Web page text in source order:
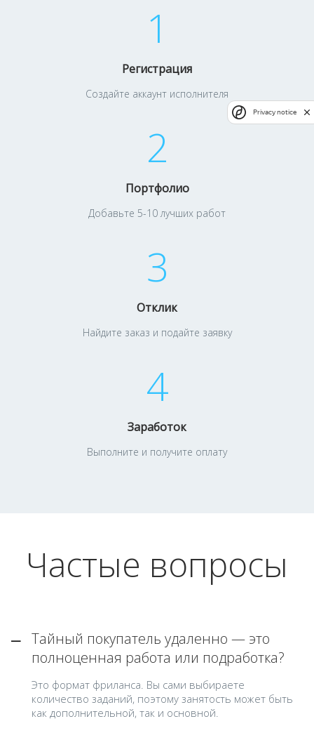
1
Регистрация
Создайте аккаунт исполнителя
2
Портфолио
Добавьте 5-10 лучших работ
3
Отклик
Найдите заказ и подайте заявку
4
Заработок
Выполните и получите оплату
Частые вопросы
Тайный покупатель удаленно — это
полноценная работа или подработка?
Это формат фриланса. Вы сами выбираете
количество заданий, поэтому занятость может быть
как дополнительной, так и основной.
Privacy notice